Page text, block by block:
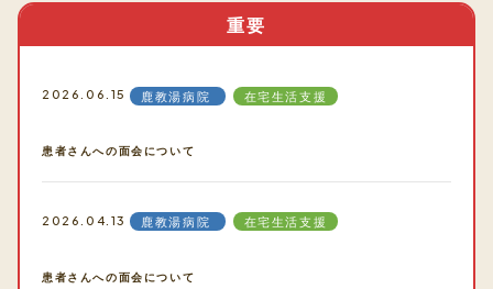
重要
2026.06.15 鹿教湯病院 在宅生活支援
患者さんへの面会について
2026.04.13 鹿教湯病院 在宅生活支援
患者さんへの面会について